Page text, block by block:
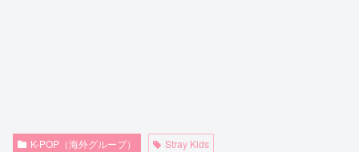
K-POP（海外グループ） Stray Kids